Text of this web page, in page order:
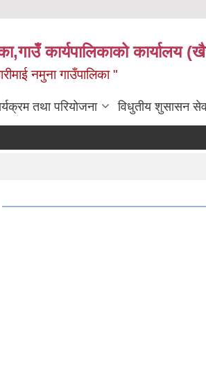
कार्यपालिकाको कार्यालय
नमुना गाउँपालिका "
तथा परियोजना विधुतीय शुसासन